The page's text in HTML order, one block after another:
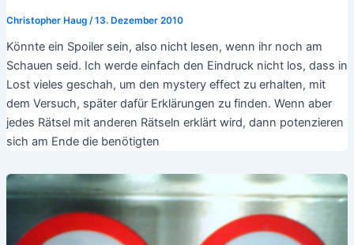
Christopher Haug /13. Dezember 2010
Könnte ein Spoiler sein, also nicht lesen, wenn ihr noch am
Schauen seid. Ich werde einfach den Eindruck nicht los, dass in
Lost vieles geschah, um den mystery effect zu erhalten, mit
dem Versuch, später dafür Erklärungen zu finden. Wenn aber
jedes Rätsel mit anderen Rätseln erklärt wird, dann potenzieren
sich am Ende die benötigten